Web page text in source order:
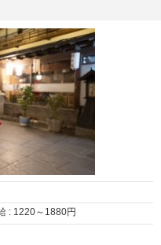
: 1220～ 1880円